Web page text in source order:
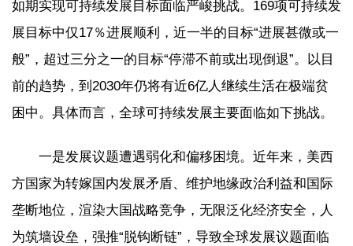
如期实现可持续发展目标面临严峻挑战。169项可持续发
展目标中仅17％进展顺利，近一半的目标“进展甚微或一
般”，超过三分之一的目标“停滞不前或出现倒退”。以目
前的趋势，到2030年仍将有近6亿人继续生活在极端贫
困中。具体而言，全球可持续发展主要面临如下挑战。
一是发展议题遭遇弱化和偏移困境。近年来，美西
方国家为转嫁国内发展矛盾、维护地缘政治利益和国际
垄断地位，渲染大国战略竞争，无限泛化经济安全，人
为筑墙设垒，强推“脱钩断链”，导致全球发展议题面临